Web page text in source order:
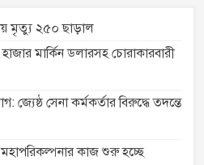
মৃত্যু ২৫০ ছাড়াল
মার্কিন ডলারসহ চোরাকারবারী
জ্যেষ্ঠ সেনা কর্মকর্তার বিরুদ্ধে তদন্তে
মহাপরিকল্পনার কাজ শুরু হচ্ছে